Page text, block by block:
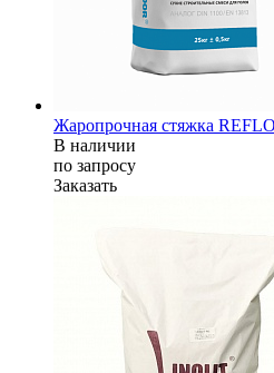
Жаропрочная стяжка
В наличии
по запросу
Заказать